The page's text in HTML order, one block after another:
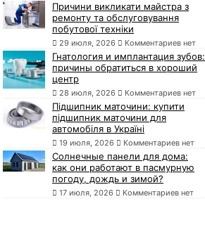
Причини викликати майстра з
ремонту та обслуговування
побутової техніки
29 июля, 2026 Комментариев нет
Гнатология и имплантация зубов:
причины обратиться в хороший
центр
28 июля, 2026 Комментариев нет
Підшипник маточини: купити
підшипник маточини для
автомобіля в Україні
19 июля, 2026 Комментариев нет
Солнечные панели для дома:
как они работают в пасмурную
погоду, дождь и зимой?
17 июля, 2026 Комментариев нет